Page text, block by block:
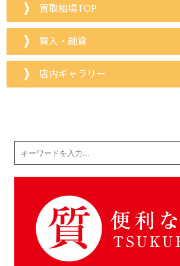
買取相場TOP
質入・融資
店内ギャラリー